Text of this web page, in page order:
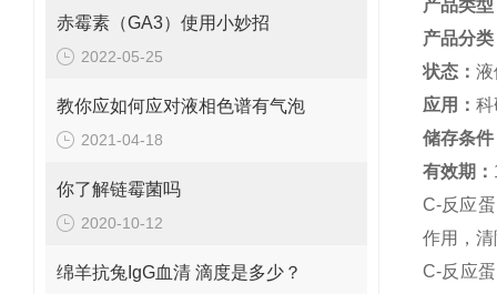
赤霉素（GA3）使用小妙招
2022-05-25
教你应如何应对液相色谱有气泡
2021-04-18
你了解链霉菌吗
2020-10-12
绵羊抗兔IgG血清 滴度是多少？
产品类型
产品分类
状态： 液
应用： 科
储存条件
有效期：
C-反应
作用，
C-反应